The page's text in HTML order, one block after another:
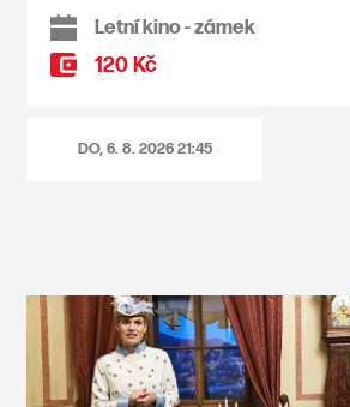
Letní kino - zámek
120 Kč
DO, 6. 8. 202621:45